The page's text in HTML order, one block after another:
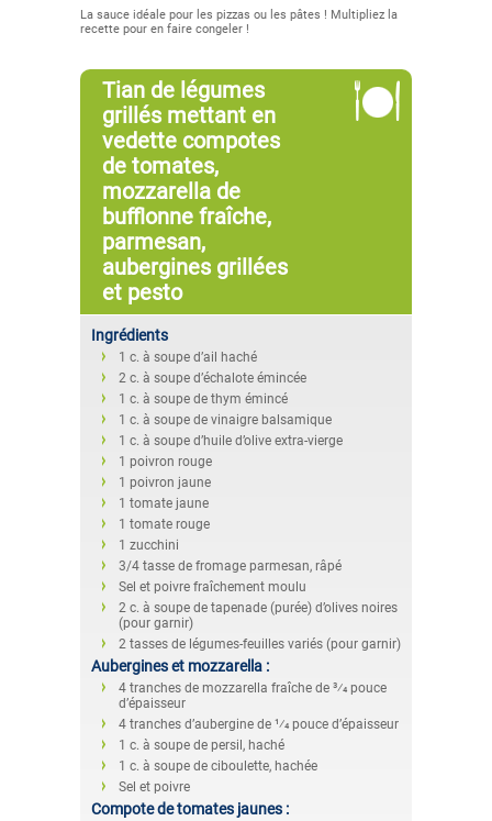
La sauce idéale pour les pizzas ou les pâtes ! Multipliez la
recette pour en faire congeler !
Tian de légumes
grillés mettant en
vedette compotes
de tomates,
mozzarella de
bufflonne fraîche,
parmesan,
aubergines grillées
et pesto
Ingrédients
1 c. à soupe d’ail haché
2 c. à soupe d’échalote émincée
1 c. à soupe de thym émincé
1 c. à soupe de vinaigre balsamique
1 c. à soupe d’huile d’olive extra-vierge
1 poivron rouge
1 poivron jaune
1 tomate jaune
1 tomate rouge
1 zucchini
3/4 tasse de fromage parmesan, râpé
Sel et poivre fraîchement moulu
2 c. à soupe de tapenade (purée) d’olives noires
(pour garnir)
2 tasses de légumes-feuilles variés (pour garnir)
Aubergines et mozzarella :
4 tranches de mozzarella fraîche de 3⁄4 pouce
d’épaisseur
4 tranches d’aubergine de 1⁄4 pouce d’épaisseur
1 c. à soupe de persil, haché
1 c. à soupe de ciboulette, hachée
Sel et poivre
Compote de tomates jaunes :